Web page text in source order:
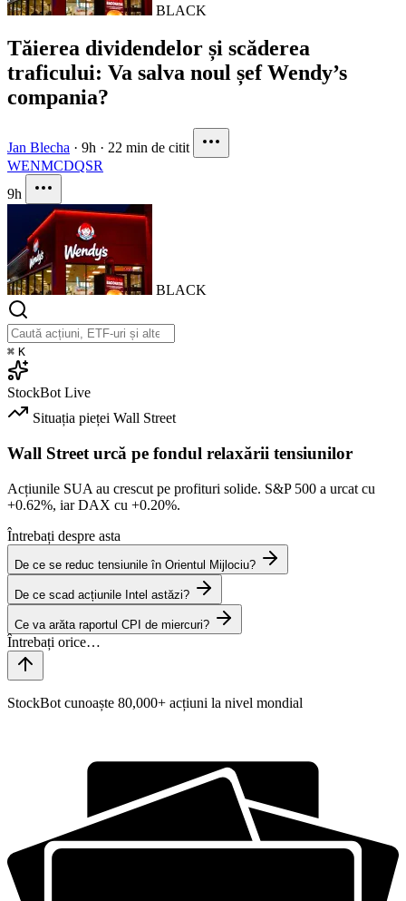
BLACK
Tăierea dividendelor și scăderea
traficului: Va salva noul șef Wendy’s
compania?
Jan Blecha · 9h · 22 min de citit
WENMCDQSR
9h
BLACK
⌘ K
StockBot Live
Situația pieței Wall Street
Wall Street urcă pe fondul relaxării tensiunilor
Acțiunile SUA au crescut pe profituri solide. S&P 500 a urcat cu
+0.62%, iar DAX cu +0.20%.
Întrebați despre asta
De ce se reduc tensiunile în Orientul Mijlociu?
De ce scad acțiunile Intel astăzi?
Ce va arăta raportul CPI de miercuri?
StockBot cunoaște 80,000+ acțiuni la nivel mondial